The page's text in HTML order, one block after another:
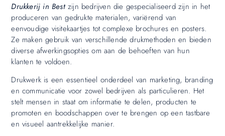
Drukkerij in Bestzijn bedrijven die gespecialiseerd zijn in het
produceren van gedrukte materialen, variërend van
eenvoudige visitekaartjes tot complexe brochures en posters.
Ze maken gebruik van verschillende drukmethoden en bieden
diverse afwerkingsopties om aan de behoeften van hun
klanten te voldoen.
Drukwerk is een essentieel onderdeel van marketing, branding
en communicatie voor zowel bedrijven als particulieren. Het
stelt mensen in staat om informatie te delen, producten te
promoten en boodschappen over te brengen op een tastbare
en visueel aantrekkelijke manier.